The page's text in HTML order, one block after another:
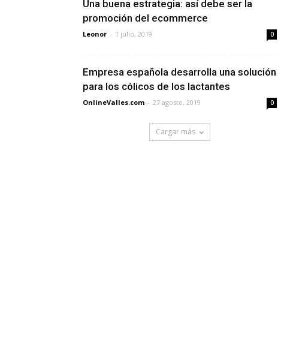
Una buena estrategia: así debe ser la
promoción del ecommerce
Leonor - 1 julio, 2019 0
Empresa española desarrolla una solución
para los cólicos de los lactantes
OnlineValles.com - 27 agosto, 2019 0
Cargar más